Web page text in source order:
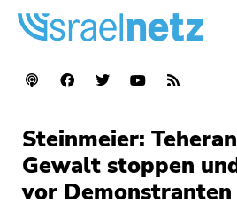
Steinmeier:
Gewalt stoppen
vor Demonstranten